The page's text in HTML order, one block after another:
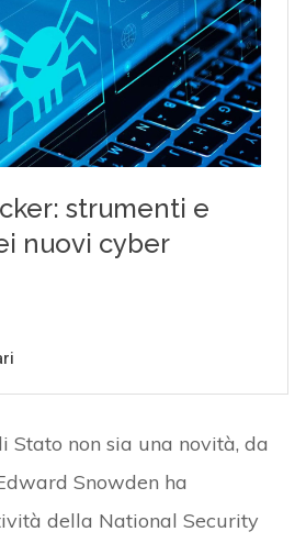
Stato non sia una novità, da
Snowden ha
della National Security